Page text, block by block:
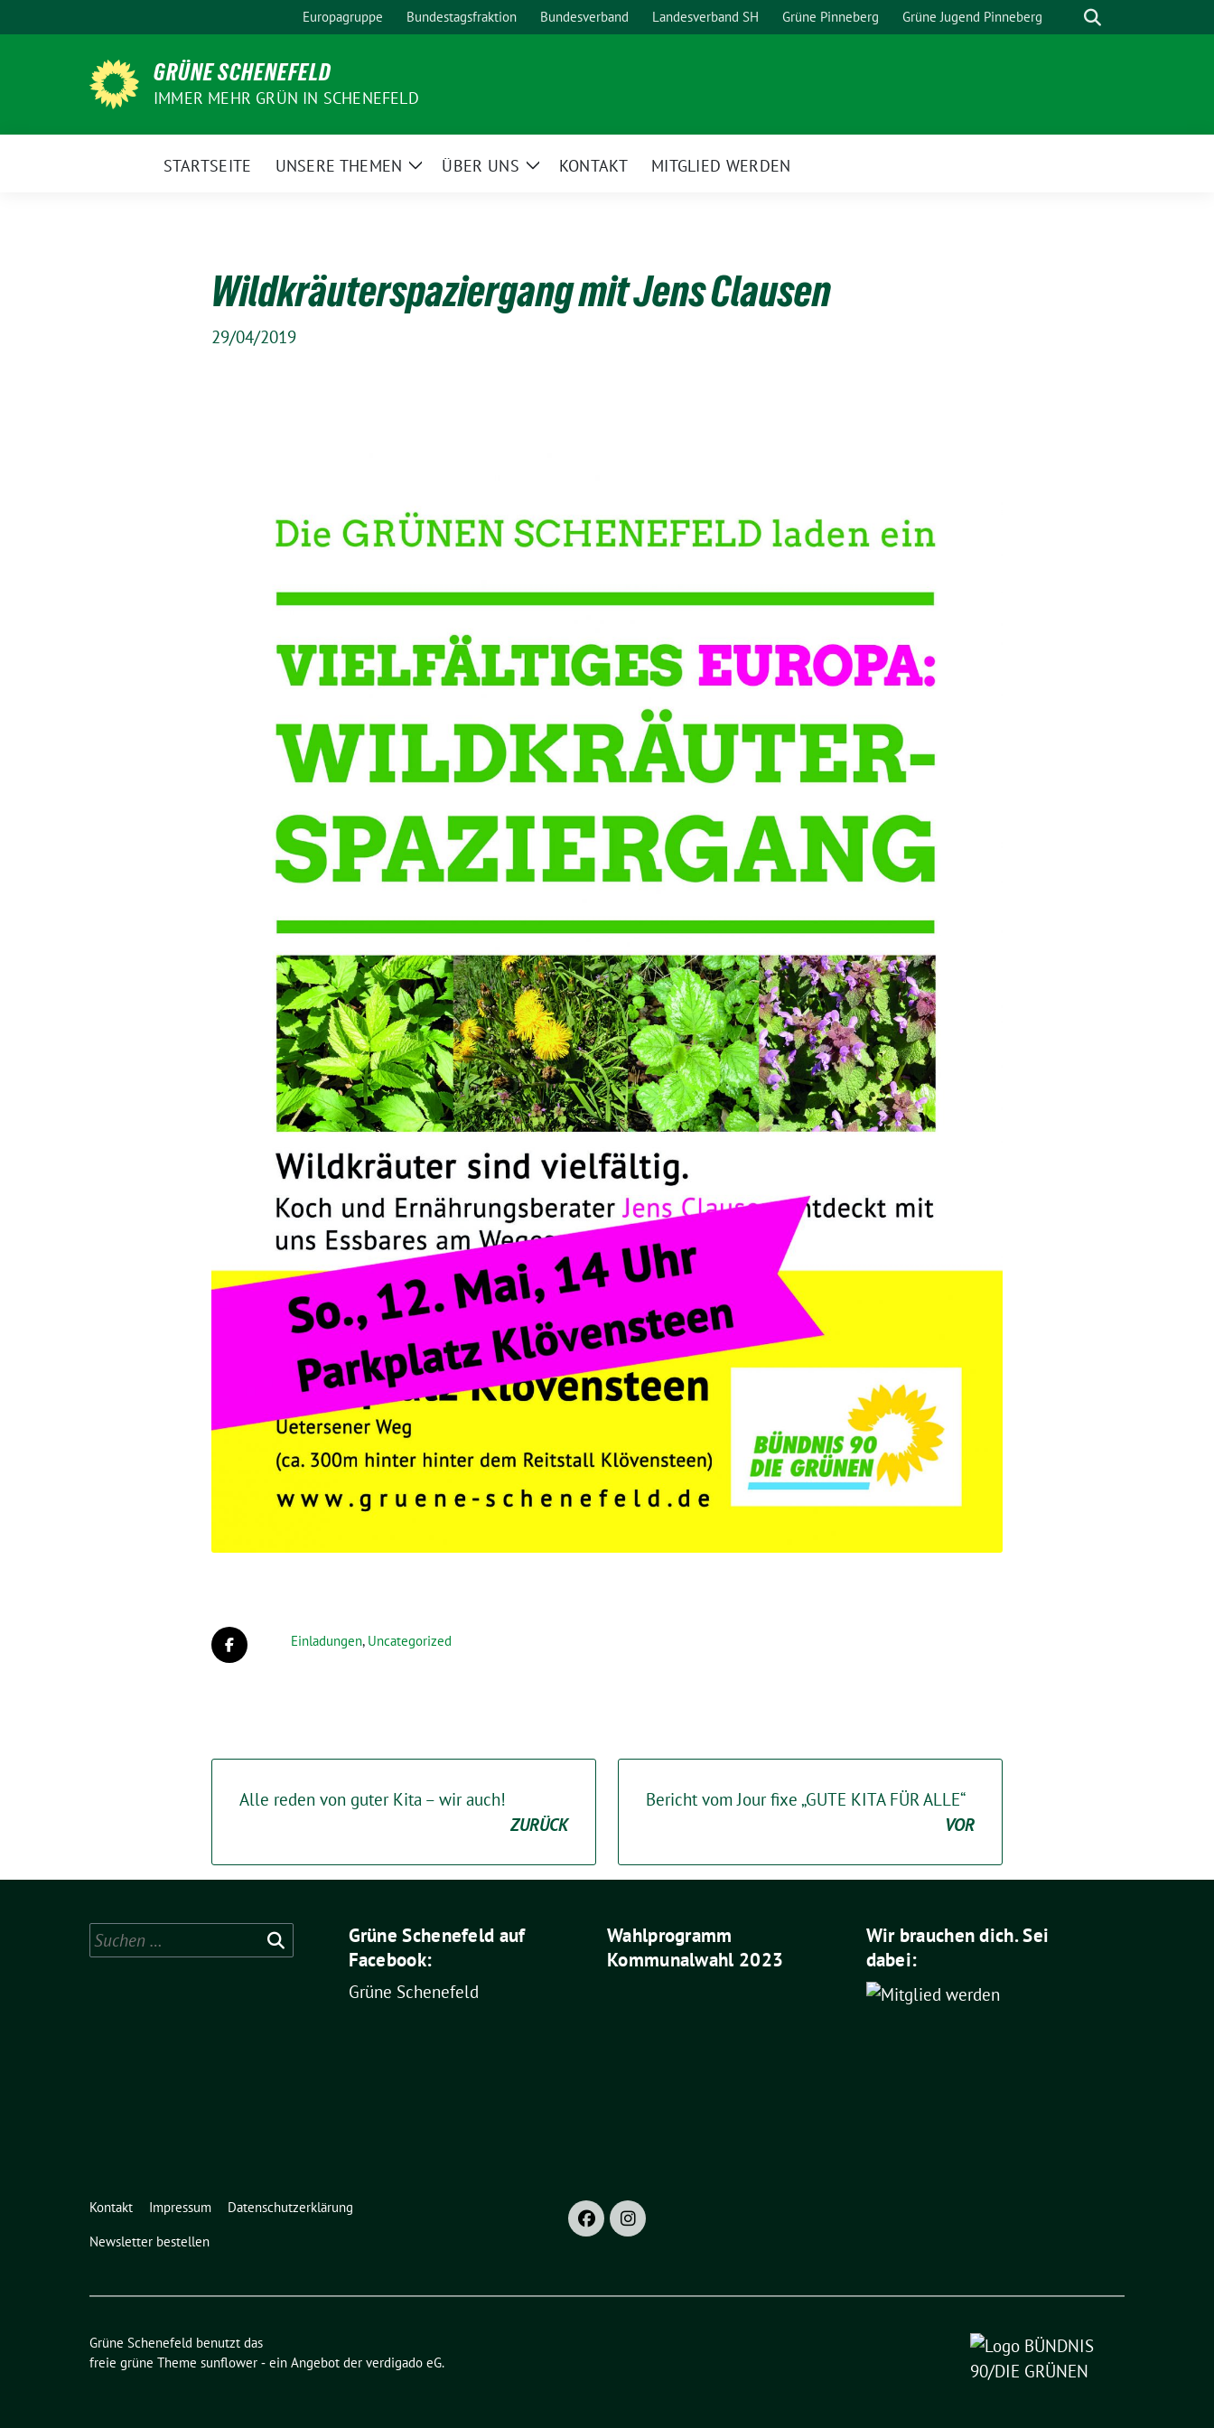
zum
Europagruppe Bundestagsfraktion Bundesverband Landesverband SH Grüne Pinneberg Grüne Jugend Pinneberg Suche
GRÜNE SCHENEFELD
IMMER MEHR GRÜN IN SCHENEFELD
STARTSEITE UNSERE THEMEN
ZeigeÜBER UNS
ZeigeKONTAKT MITGLIED WERDEN
Wildkräuterspaziergang mit Jens Clausen
29/04/2019
Einladungen, Uncategorized
Alle reden von guter Kita – wir auch!
ZURÜCK
Bericht vom Jour fixe „GUTE KITA FÜR ALLE“
VOR
Suchen
nach:
Grüne Schenefeld auf
Facebook:
Grüne Schenefeld
Wahlprogramm
Kommunalwahl 2023
Wir brauchen dich. Sei
dabei:
Kontakt Impressum
Datenschutzerklärung
Newsletter bestellen
Grüne Schenefeld benutzt das
freie grüne Theme sunflower ‐ ein Angebot der verdigado eG.